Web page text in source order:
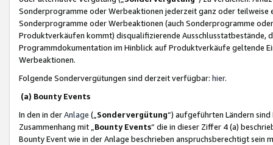
Sonderprogramme oder Werbeaktionen jederzeit ganz oder
Sonderprogramme oder Werbeaktionen (auch Sonderprogramme
Produktverkäufen kommt) disqualifizierende Ausschlusstatbestände,
Programmdokumentation im Hinblick auf Produktverkäufe geltende
Werbeaktionen.
Folgende Sondervergütungen sind derzeit verfügbar: hier.
(a) Bounty Events
In den in derAnlage („ Sondervergütung“) aufgeführten Ländern
Zusammenhang mit „ Bounty Events“ die in dieser Ziffer 4 (a)
Bounty Event wie in der Anlage beschrieben anspruchsberechtigt sein